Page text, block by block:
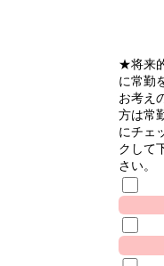
★将来
に常勤
お考え
方は常
にチェ
クして
さい。